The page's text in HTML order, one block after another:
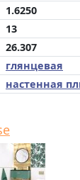
1.6250
13
26.307
глянцевая
настенная